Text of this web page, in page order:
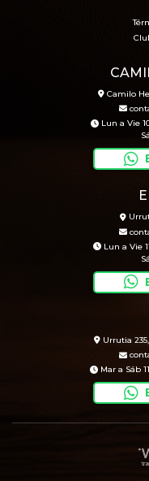
Camilo
Lun a Vie
Lun a Vie
Urrutia
Mar a Sáb